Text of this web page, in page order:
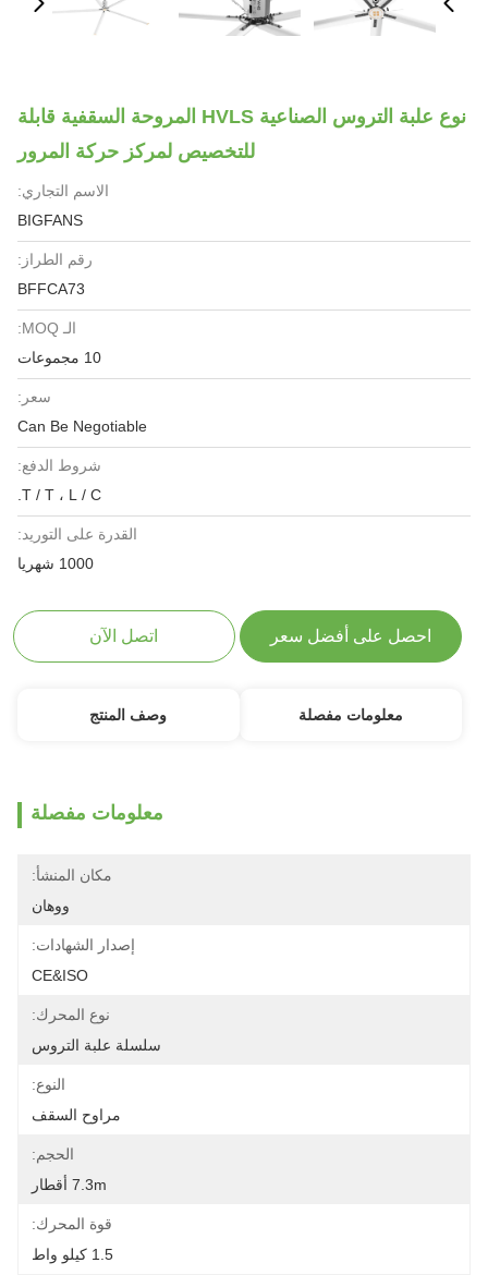
نوع علبة التروس الصناعية HVLS المروحة السقفية قابلة
للتخصيص لمركز حركة المرور
الاسم التجاري:
BIGFANS
رقم الطراز:
BFFCA73
الـ MOQ:
10 مجموعات
سعر:
Can Be Negotiable
شروط الدفع:
T / T ، L / C.
القدرة على التوريد:
1000 شهريا
احصل على أفضل سعر اتصل الآن
معلومات مفصلة وصف المنتج
معلومات مفصلة
مكان المنشأ:
ووهان
إصدار الشهادات:
CE&ISO
نوع المحرك:
سلسلة علبة التروس
النوع:
مراوح السقف
الحجم:
7.3m أقطار
قوة المحرك:
1.5 كيلو واط